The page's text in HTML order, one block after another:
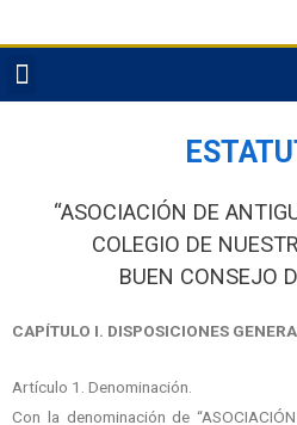
“ASOCIACIÓN DE
COLEGIO DE
BUEN CONSEJO
CAPÍTULO I. DISPOSICIONES
Artículo 1. Denominación.
Con la denominación de